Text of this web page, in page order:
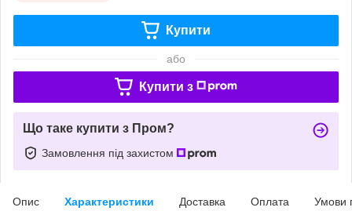
Купити
або
Купити з
Що таке купити з Пром?
Замовлення під захистом
Опис Характеристики Доставка Оплата Умови